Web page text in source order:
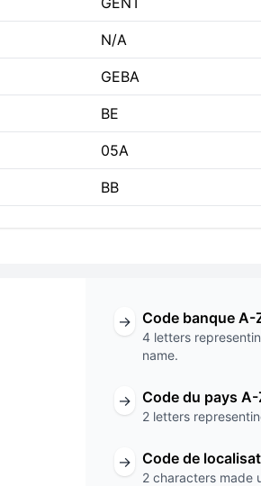
N/A
GEBA
BE
05A
BB
→ Code banque A-
4 letters
name.
→ Code du pays A-
2 letters
→ Code de
2 characters made